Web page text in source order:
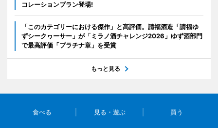
コレーションプラン登場!
「このカテゴリーにおける傑作」と高評価。請福酒造「請福ゆ
ずシークヮーサー」が「ミラノ酒チャレンジ2026」ゆず酒部門
で最高評価「プラチナ章」を受賞
もっと見る
食べる 見る・遊ぶ 買う